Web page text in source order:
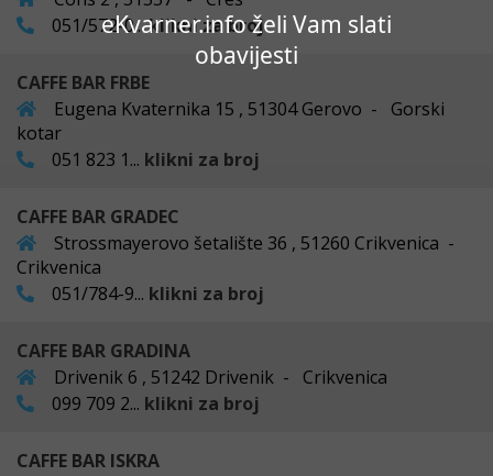
eKvarner.info želi Vam slati
obavijesti
051/572-0...klikni za broj
CAFFE BAR FRBE
Eugena Kvaternika 15 , 51304 Gerovo - Gorski
kotar
051 823 1... klikni za broj
CAFFE BAR GRADEC
Strossmayerovo šetalište 36 , 51260 Crikvenica -
Crikvenica
051/784-9... klikni za broj
CAFFE BAR GRADINA
Drivenik 6 , 51242 Drivenik - Crikvenica
099 709 2... klikni za broj
CAFFE BAR ISKRA